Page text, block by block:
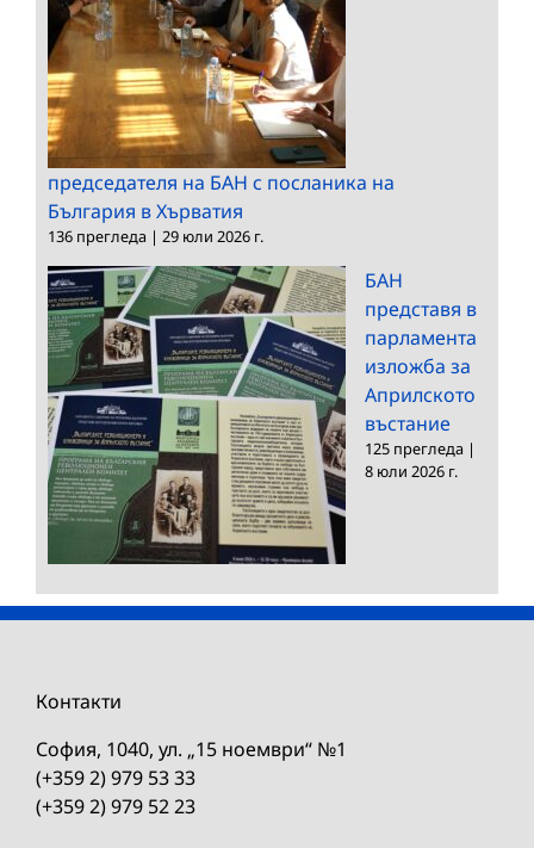
председателя на БАН с посланика на
България в Хърватия
136 прегледа | 29 юли 2026 г.
БАН
представя в
парламента
изложба за
Априлското
въстание
125 прегледа |
8 юли 2026 г.
Контакти
София, 1040, ул. „15 ноември“ №1
(+359 2) 979 53 33
(+359 2) 979 52 23